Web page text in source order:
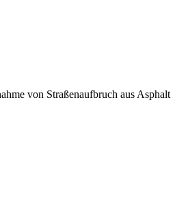
von Straßenaufbruch aus Asphalt